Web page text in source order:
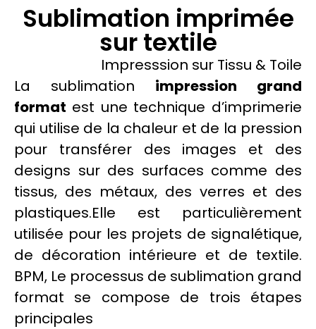
Sublimation imprimée
sur textile
Impresssion sur Tissu & Toile
La sublimation
impression grand
format est une technique d’imprimerie
qui utilise de la chaleur et de la pression
pour transférer des images et des
designs sur des surfaces comme des
tissus, des métaux, des verres et des
plastiques.Elle est particulièrement
utilisée pour les projets de signalétique,
de décoration intérieure et de textile.
BPM, Le processus de sublimation grand
format se compose de trois étapes
principales